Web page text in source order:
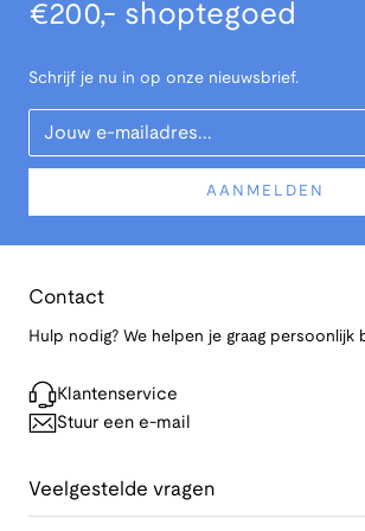
€200,- shoptegoed
Schrijf je nu in op onze nieuwsbrief.
Your Email
AANMELDEN
Contact
Hulp nodig? We helpen je graag persoonlijk
Klantenservice
Stuur een e-mail
Veelgestelde vragen